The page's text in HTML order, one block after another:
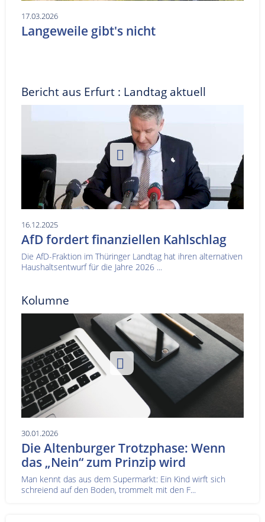
17.03.2026
Langeweile gibt's nicht
Bericht aus Erfurt : Landtag aktuell
16.12.2025
AfD fordert finanziellen Kahlschlag
Die AfD-Fraktion im Thüringer Landtag hat ihren alternativen
Haushaltsentwurf für die Jahre 2026 ...
Kolumne
30.01.2026
Die Altenburger Trotzphase: Wenn
das „Nein“ zum Prinzip wird
Man kennt das aus dem Supermarkt: Ein Kind wirft sich
schreiend auf den Boden, trommelt mit den F...